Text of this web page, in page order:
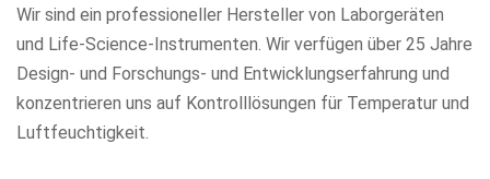
Wir sind ein professioneller Hersteller von Laborgeräten
und Life-Science-Instrumenten. Wir verfügen über 25 Jahre
Design- und Forschungs- und Entwicklungserfahrung und
konzentrieren uns auf Kontrolllösungen für Temperatur und
Luftfeuchtigkeit.